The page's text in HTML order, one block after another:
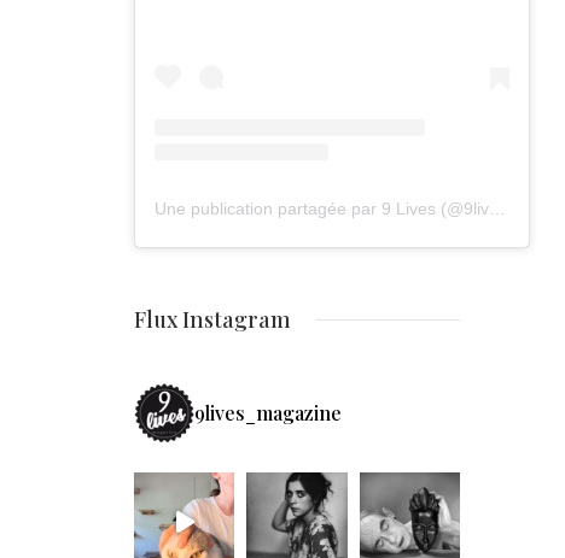
Flux Instagram
9lives_magazine